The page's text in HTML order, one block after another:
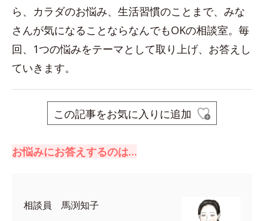
ら、カラダのお悩み、生活習慣のことまで、みな
さんが気になることならなんでもOKの相談室。毎
回、1つの悩みをテーマとして取り上げ、お答えし
ていきます。
この記事をお気に入りに追加
お悩みにお答えするのは…
相談員 馬渕知子